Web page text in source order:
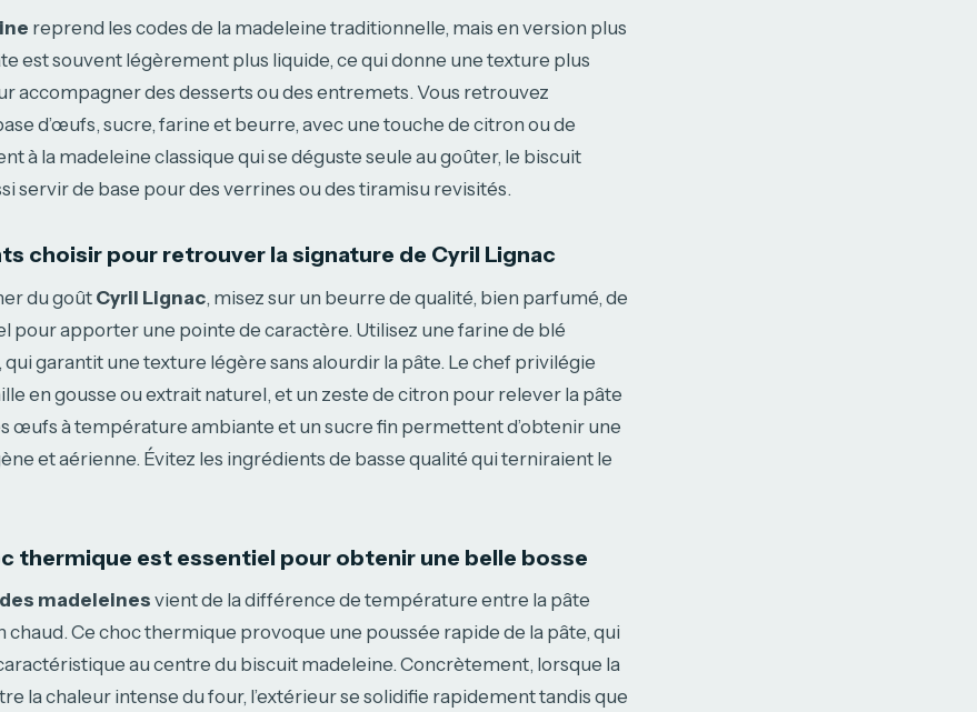
reprend les codes de la madeleine traditionnelle, mais en version plus
est souvent légèrement plus liquide, ce qui donne une texture plus
accompagner des desserts ou des entremets. Vous retrouvez
d’œufs, sucre, farine et beurre, avec une touche de citron ou de
à la madeleine classique qui se déguste seule au goûter, le biscuit
servir de base pour des verrines ou des tiramisu revisités.
choisir pour retrouver la signature de Cyril Lignac
du goût Cyril Lignac, misez sur un beurre de qualité, bien parfumé, de
pour apporter une pointe de caractère. Utilisez une farine de blé
, qui garantit une texture légère sans alourdir la pâte. Le chef privilégie
en gousse ou extrait naturel, et un zeste de citron pour relever la pâte
œufs à température ambiante et un sucre fin permettent d’obtenir une
et aérienne. Évitez les ingrédients de basse qualité qui terniraient le
thermique est essentiel pour obtenir une belle bosse
madeleines vient de la différence de température entre la pâte
chaud. Ce choc thermique provoque une poussée rapide de la pâte, qui
au centre du biscuit madeleine. Concrètement, lorsque la
la chaleur intense du four, l’extérieur se solidifie rapidement tandis que